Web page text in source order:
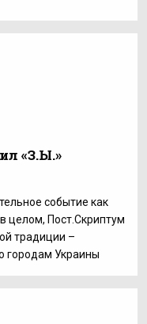
«З.Ы.»
событие как
целом, Пост.Скриптум
традиции –
городам Украины